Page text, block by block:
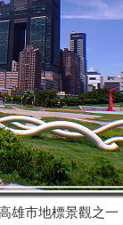
市地標景觀之一